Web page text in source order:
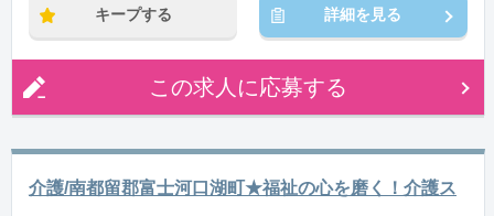
キープする 詳細を見る
この求人に応募する
介護/南都留郡富士河口湖町★福祉の心を磨く！介護ス